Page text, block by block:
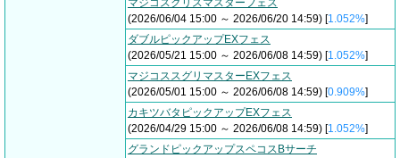
マジコスクリスマスターフェス
(2026/06/04 15:00 ～ 2026/06/20 14:59) [1.052%]
ダブルピックアップEXフェス
(2026/05/21 15:00 ～ 2026/06/08 14:59) [1.052%]
マジコススグリマスターEXフェス
(2026/05/01 15:00 ～ 2026/06/08 14:59) [0.909%]
カキツバタピックアップEXフェス
(2026/04/29 15:00 ～ 2026/06/08 14:59) [1.052%]
グランドピックアップスペコスBサーチ